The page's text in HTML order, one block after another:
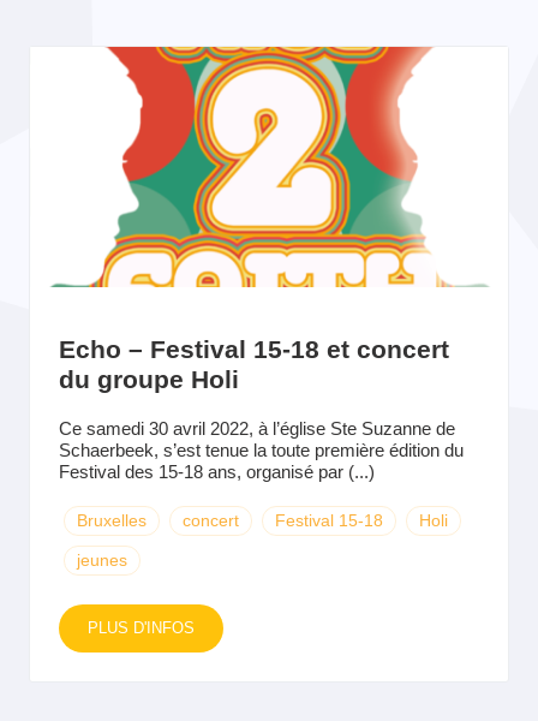
Echo – Festival 15-18 et concert
du groupe Holi
Ce samedi 30 avril 2022, à l’église Ste Suzanne de
Schaerbeek, s’est tenue la toute première édition du
Festival des 15-18 ans, organisé par (...)
Bruxelles concert Festival 15-18 Holi
jeunes
PLUS D'INFOS